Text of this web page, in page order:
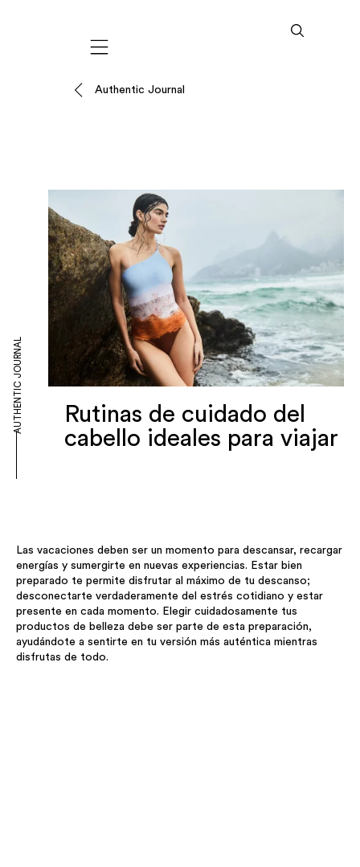
Mobile navigation
Authentic Journal
Rutinas de cuidado del
cabello ideales para viajar
AUTHENTIC JOURNAL
Las vacaciones deben ser un momento para descansar, recargar
energías y sumergirte en nuevas experiencias. Estar bien
preparado te permite disfrutar al máximo de tu descanso;
desconectarte verdaderamente del estrés cotidiano y estar
presente en cada momento. Elegir cuidadosamente tus
productos de belleza debe ser parte de esta preparación,
ayudándote a sentirte en tu versión más auténtica mientras
disfrutas de todo.